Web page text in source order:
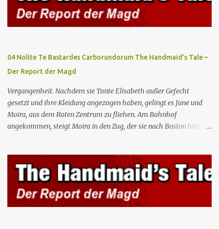
Gilead lebenswichtiges Handelsabkommen zu unterzeichnen.
Botschafterin Castillo konfrontiert Serena mit ihrem Buch „Der
Platz einer Frau”, das als Manifest von Gilead gilt und einen
oberstes Gut die Fortpflanzung ist. June und andere Mägde werden
wo Serena stolz die „Kinder von Gilead” vorstellt. June nutzt die
Gelegenheit, mit Castillo unter vier Augen zu sprechen, ...
04 Nolite Te Bastardes Carborundorum The Handmaid’s Tale –
Der Report der Magd
Vergangenheit. Nachdem sie Tante Elisabeth außer Gefecht
gesetzt und ihre Kleidung angezogen haben, gelingt es June und
Moira, aus dem Roten Zentrum zu fliehen. Am Bahnhof
angekommen, steigt Moira in den Zug, der sie nach Boston bringen
Elisabeth sie mit der Peitsche bestraft. Gegenwart. June ist seit
dreizehn Tagen in ihrem Zimmer eingesperrt und entdeckt im
Kleiderschrank die Inschrift „Nolite te bastardes carborundorum”,
die wahrscheinlich von der Magd Difred hinterlassen wurde, die
vor ihr dort war. In Erwartung der Zeremonie bringt Serena June